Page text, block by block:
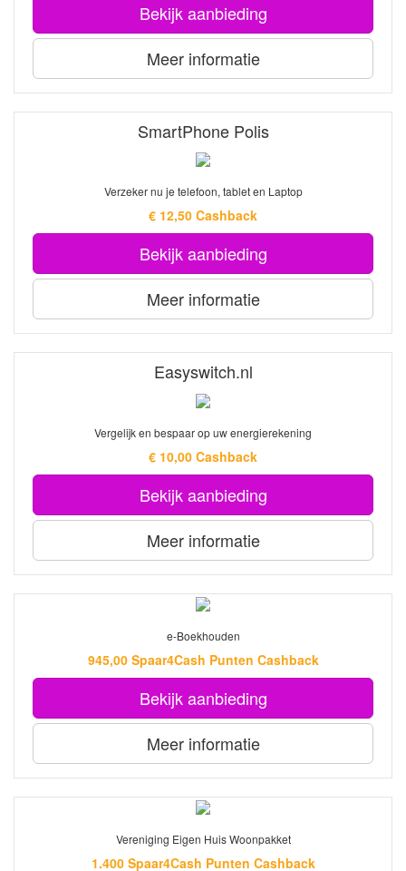
Bekijk aanbieding
Meer informatie
SmartPhone Polis
Verzeker nu je telefoon, tablet en Laptop
€ 12,50 Cashback
Bekijk aanbieding
Meer informatie
Easyswitch.nl
Vergelijk en bespaar op uw energierekening
€ 10,00 Cashback
Bekijk aanbieding
Meer informatie
e-Boekhouden
945,00 Spaar4Cash Punten Cashback
Bekijk aanbieding
Meer informatie
Vereniging Eigen Huis Woonpakket
1.400 Spaar4Cash Punten Cashback